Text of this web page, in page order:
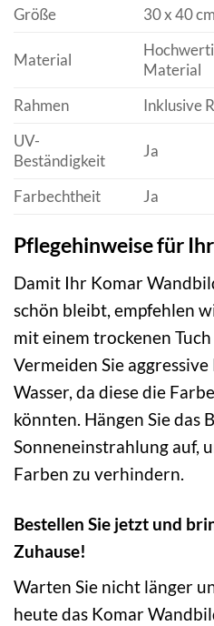
Größe
30 x 40 cm
Material
Material
Rahmen
Inklusive
UV-
Beständigkeit
Ja
Farbechtheit Ja
Pflegehinweise für
Damit Ihr Komar
schön bleibt, empfehlen
mit einem trockenen
Vermeiden Sie
Wasser, da diese die
könnten. Hängen Sie das
Sonneneinstrahlung auf,
Farben zu verhindern.
Bestellen Sie jetzt und
Zuhause!
Warten Sie nicht länger
heute das Komar